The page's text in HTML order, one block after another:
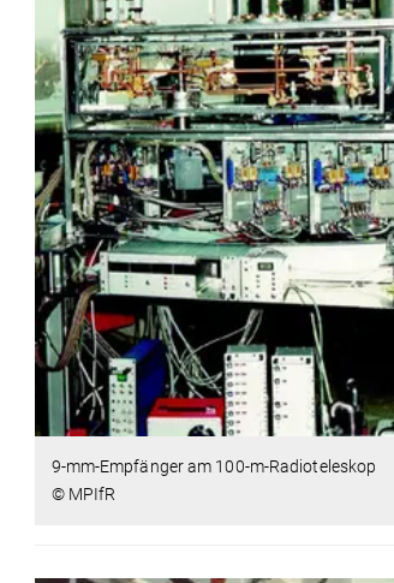
9-mm-Empfänger am 100-m-Radioteleskop
© MPIfR